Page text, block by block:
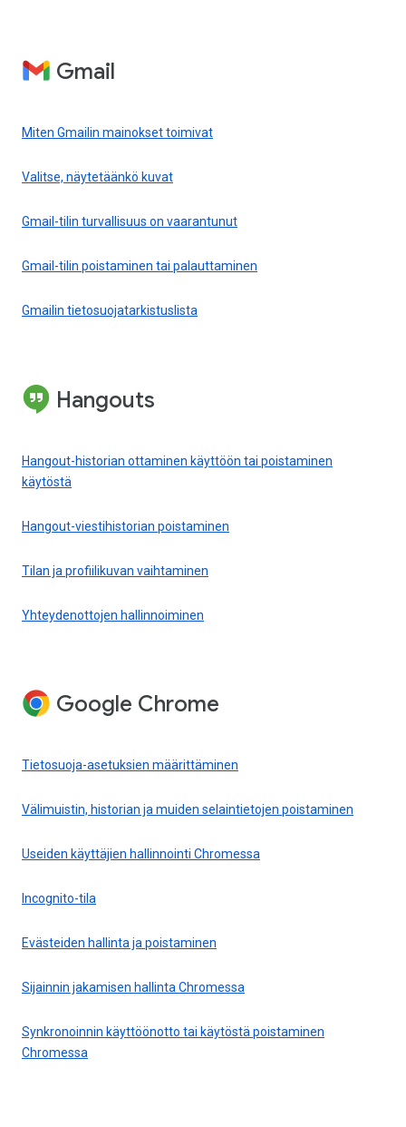
Gmail
Miten Gmailin mainokset toimivat
Valitse, näytetäänkö kuvat
Gmail-tilin turvallisuus on vaarantunut
Gmail-tilin poistaminen tai palauttaminen
Gmailin tietosuojatarkistuslista
Hangouts
Hangout-historian ottaminen käyttöön tai poistaminen
käytöstä
Hangout-viestihistorian poistaminen
Tilan ja profiilikuvan vaihtaminen
Yhteydenottojen hallinnoiminen
Google Chrome
Tietosuoja-asetuksien määrittäminen
Välimuistin, historian ja muiden selaintietojen poistaminen
Useiden käyttäjien hallinnointi Chromessa
Incognito-tila
Evästeiden hallinta ja poistaminen
Sijainnin jakamisen hallinta Chromessa
Synkronoinnin käyttöönotto tai käytöstä poistaminen
Chromessa